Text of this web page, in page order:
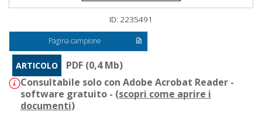
ID: 2235491
Pagina campione
ARTICOLO
PDF (0,4 Mb)
Consultabile solo con Adobe Acrobat Reader -
software gratuito - (scopri come aprire i
documenti)